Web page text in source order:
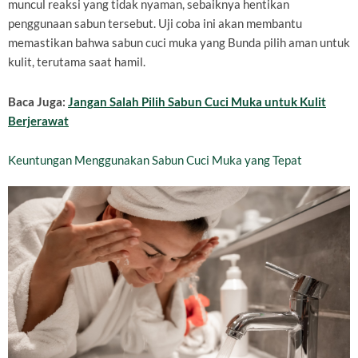
muncul reaksi yang tidak nyaman, sebaiknya hentikan
penggunaan sabun tersebut. Uji coba ini akan membantu
memastikan bahwa sabun cuci muka yang Bunda pilih aman untuk
kulit, terutama saat hamil.
Baca Juga: Jangan Salah Pilih Sabun Cuci Muka untuk Kulit
Berjerawat
Keuntungan Menggunakan Sabun Cuci Muka yang Tepat